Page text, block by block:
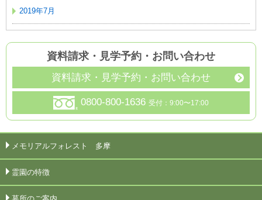
2019年7月
資料請求・見学予約 ・ お問い合わせ
資料請求・見学予約・お問い合わせ
0800-800-1636 受付：9:00〜17:00
メモリアルフォレスト 多摩
霊園の特徴